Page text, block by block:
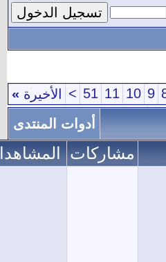
10
11
51
> الأخيرة»
أدوات المنتدى
مشاركات المشاهدات